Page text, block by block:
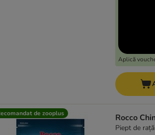
Aplică
de zooplus Rocco
Piept de